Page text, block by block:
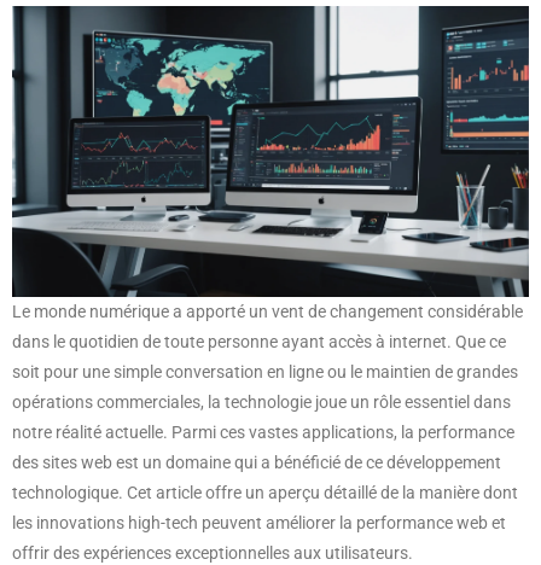
Le monde numérique a apporté un vent de changement considérable
dans le quotidien de toute personne ayant accès à internet. Que ce
soit pour une simple conversation en ligne ou le maintien de grandes
opérations commerciales, la technologie joue un rôle essentiel dans
notre réalité actuelle. Parmi ces vastes applications, la performance
des sites web est un domaine qui a bénéficié de ce développement
technologique. Cet article offre un aperçu détaillé de la manière dont
les innovations high-tech peuvent améliorer la performance web et
offrir des expériences exceptionnelles aux utilisateurs.